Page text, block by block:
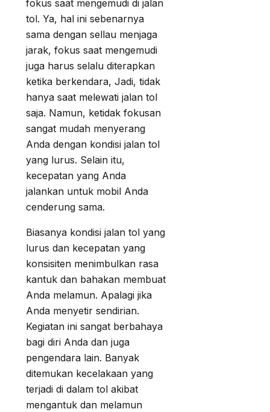
fokus saat mengemudi di jalan
tol. Ya, hal ini sebenarnya
sama dengan sellau menjaga
jarak, fokus saat mengemudi
juga harus selalu diterapkan
ketika berkendara, Jadi, tidak
hanya saat melewati jalan tol
saja. Namun, ketidak fokusan
sangat mudah menyerang
Anda dengan kondisi jalan tol
yang lurus. Selain itu,
kecepatan yang Anda
jalankan untuk mobil Anda
cenderung sama.
Biasanya kondisi jalan tol yang
lurus dan kecepatan yang
konsisiten menimbulkan rasa
kantuk dan bahakan membuat
Anda melamun. Apalagi jika
Anda menyetir sendirian.
Kegiatan ini sangat berbahaya
bagi diri Anda dan juga
pengendara lain. Banyak
ditemukan kecelakaan yang
terjadi di dalam tol akibat
mengantuk dan melamun